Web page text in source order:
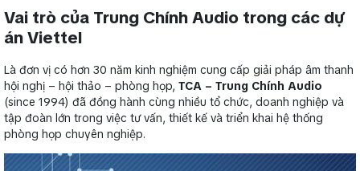
Vai trò của Trung Chính Audio trong các dự
án Viettel
Là đơn vị có hơn 30 năm kinh nghiệm cung cấp giải pháp âm thanh
hội nghị – hội thảo – phòng họp, TCA – Trung Chính Audio
(since 1994) đã đồng hành cùng nhiều tổ chức, doanh nghiệp và
tập đoàn lớn trong việc tư vấn, thiết kế và triển khai hệ thống
phòng họp chuyên nghiệp.